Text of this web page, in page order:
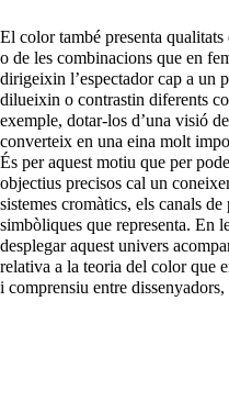
El color també presenta
o de les combinacions que en
dirigeixin l’espectador cap a un
dilueixin o contrastin diferents
exemple, dotar-los d’una visió
converteix en una eina molt
És per aquest motiu que per
objectius precisos cal un
sistemes cromàtics, els canals
simbòliques que representa. En
desplegar aquest univers
relativa a la teoria del color que
i comprensiu entre